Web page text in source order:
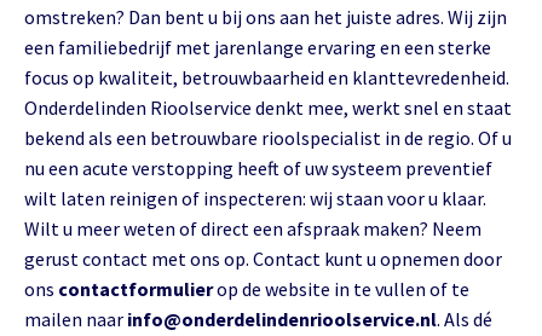
omstreken? Dan bent u bij ons aan het juiste adres. Wij zijn
een familiebedrijf met jarenlange ervaring en een sterke
focus op kwaliteit, betrouwbaarheid en klanttevredenheid.
Onderdelinden Rioolservice denkt mee, werkt snel en staat
bekend als een betrouwbare rioolspecialist in de regio. Of u
nu een acute verstopping heeft of uw systeem preventief
wilt laten reinigen of inspecteren: wij staan voor u klaar.
Wilt u meer weten of direct een afspraak maken? Neem
gerust contact met ons op. Contact kunt u opnemen door
ons contactformulierop de website in te vullen of te
mailen naar info@onderdelindenrioolservice.nl. Als dé